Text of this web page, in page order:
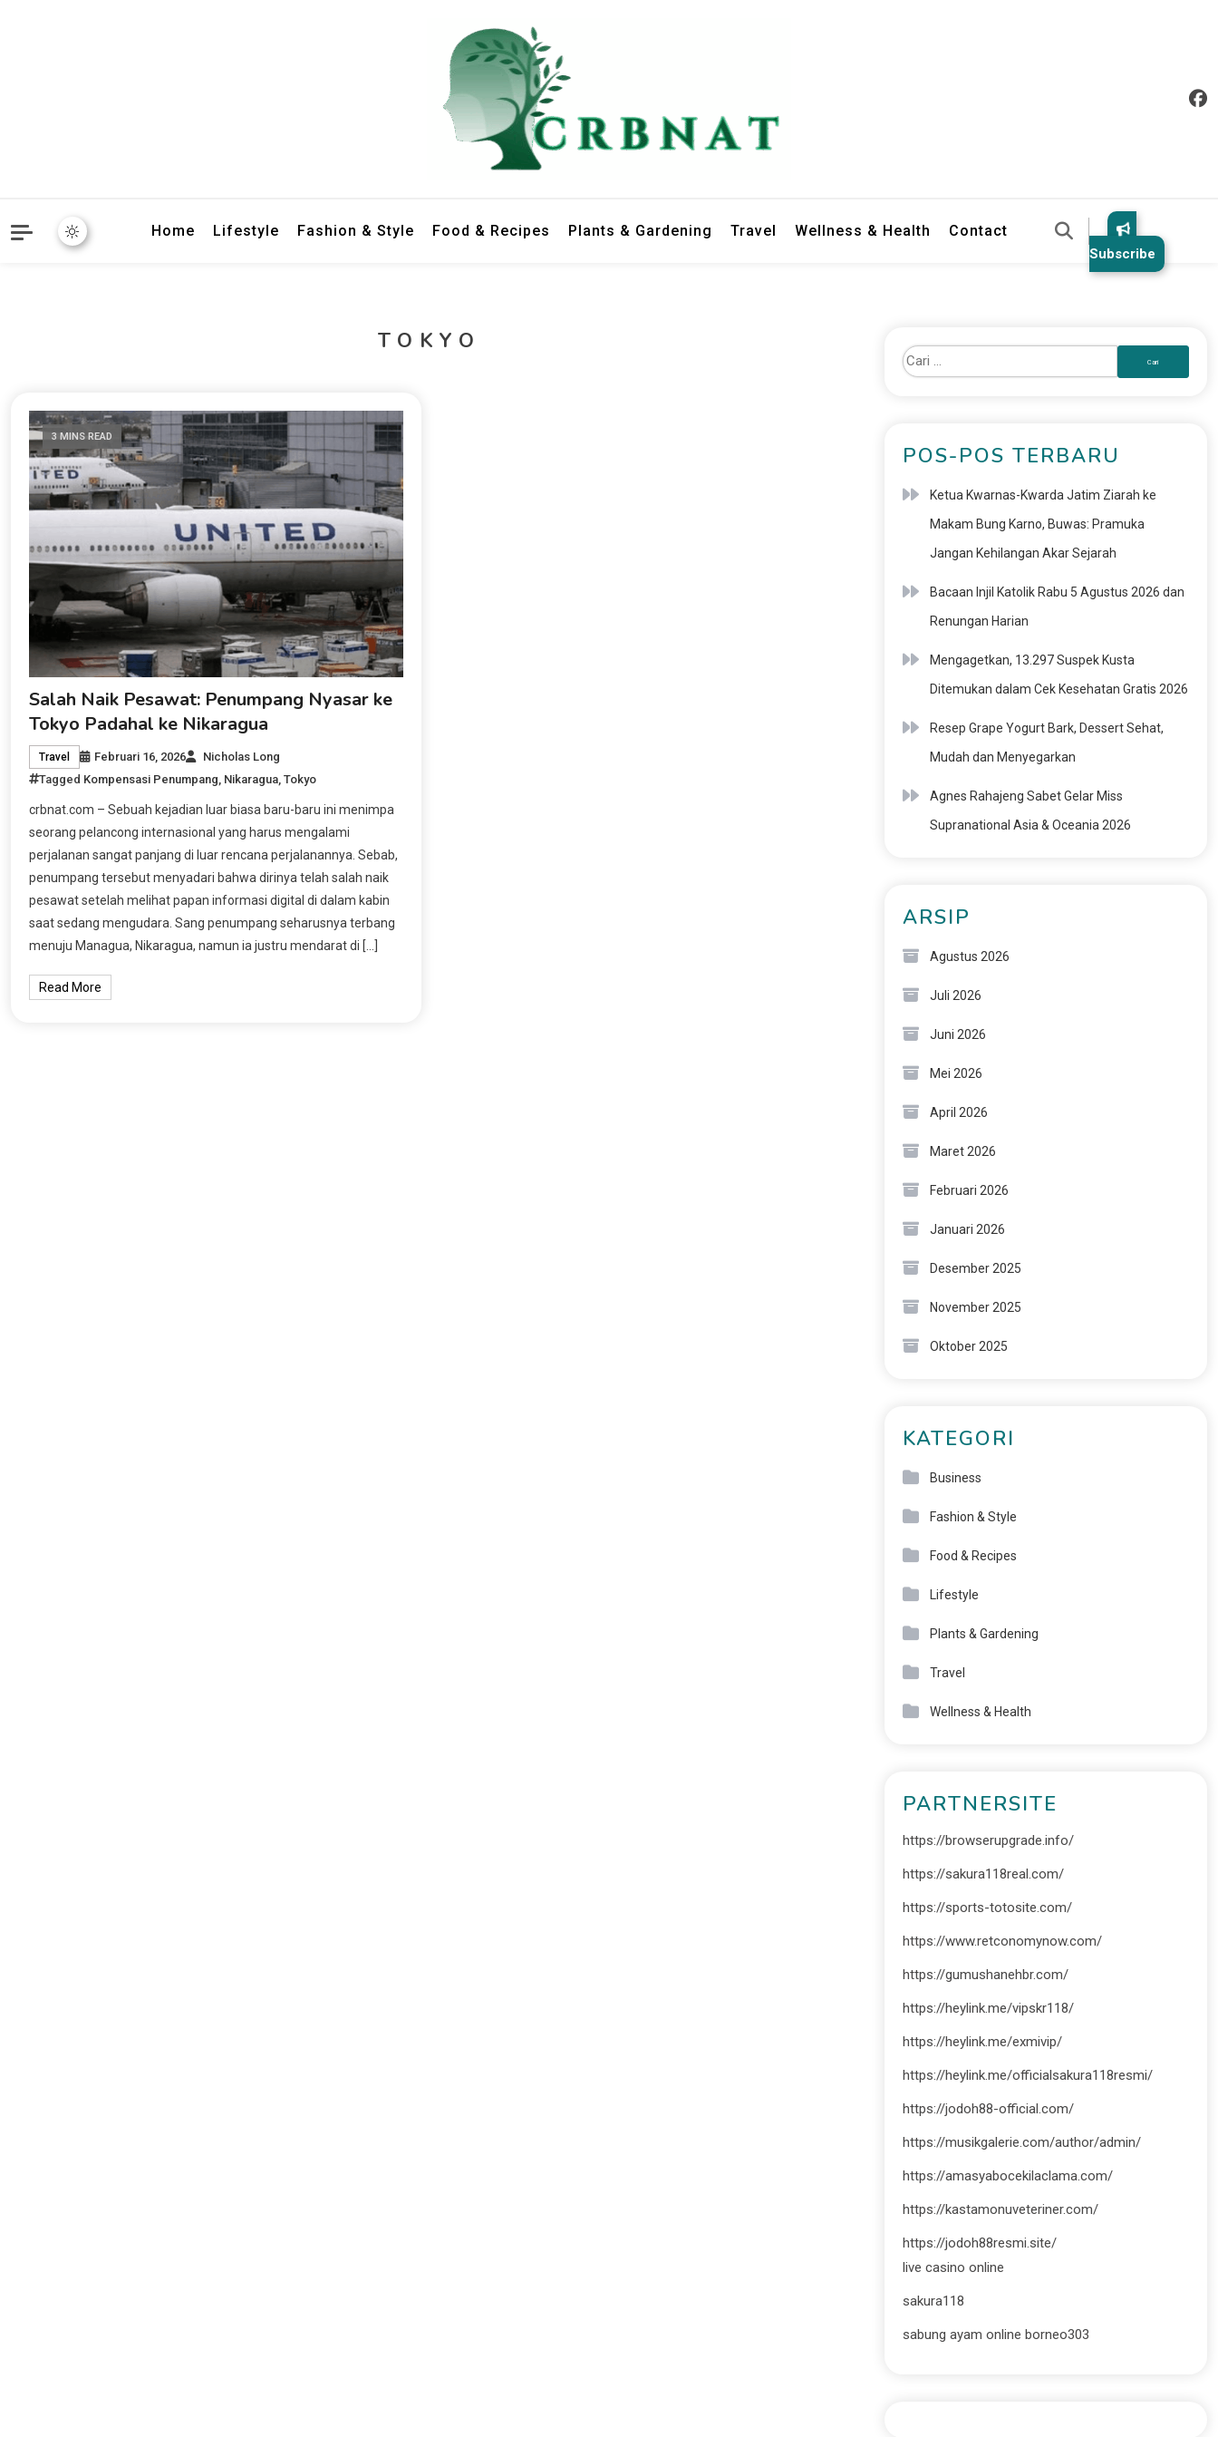
Home Lifestyle Fashion & Style Food & Recipes Plants & Gardening Travel Wellness & Health Contact
Subscribe
TOKYO
3 MINS READ
Salah Naik Pesawat: Penumpang Nyasar ke
Tokyo Padahal ke Nikaragua
Travel Februari 16, 2026
Nicholas Long
Tagged Kompensasi Penumpang Nikaragua ,Tokyo
crbnat.com – Sebuah kejadian luar biasa baru-baru ini menimpa
seorang pelancong internasional yang harus mengalami
perjalanan sangat panjang di luar rencana perjalanannya. Sebab,
penumpang tersebut menyadari bahwa dirinya telah salah naik
pesawat setelah melihat papan informasi digital di dalam kabin
saat sedang mengudara. Sang penumpang seharusnya terbang
menuju Managua, Nikaragua, namun ia justru mendarat di […]
Read More
POS-POS TERBARU
Ketua Kwarnas-Kwarda Jatim Ziarah ke
Makam Bung Karno, Buwas: Pramuka
Jangan Kehilangan Akar Sejarah
Bacaan Injil Katolik Rabu 5 Agustus 2026 dan
Renungan Harian
Mengagetkan, 13.297 Suspek Kusta
Ditemukan dalam Cek Kesehatan Gratis 2026
Resep Grape Yogurt Bark, Dessert Sehat,
Mudah dan Menyegarkan
Agnes Rahajeng Sabet Gelar Miss
Supranational Asia & Oceania 2026
ARSIP
Agustus 2026
Juli 2026
Juni 2026
Mei 2026
April 2026
Maret 2026
Februari 2026
Januari 2026
Desember 2025
November 2025
Oktober 2025
KATEGORI
Business
Fashion & Style
Food & Recipes
Lifestyle
Plants & Gardening
Travel
Wellness & Health
PARTNERSITE
https://browserupgrade.info/
https://sakura118real.com/
https://sports-totosite.com/
https://www.retconomynow.com/
https://gumushanehbr.com/
https://heylink.me/vipskr118/
https://heylink.me/exmivip/
https://heylink.me/officialsakura118resmi/
https://jodoh88-official.com/
https://musikgalerie.com/author/admin/
https://amasyabocekilaclama.com/
https://kastamonuveteriner.com/
https://jodoh88resmi.site/
live casino online
sakura118
sabung ayam online borneo303